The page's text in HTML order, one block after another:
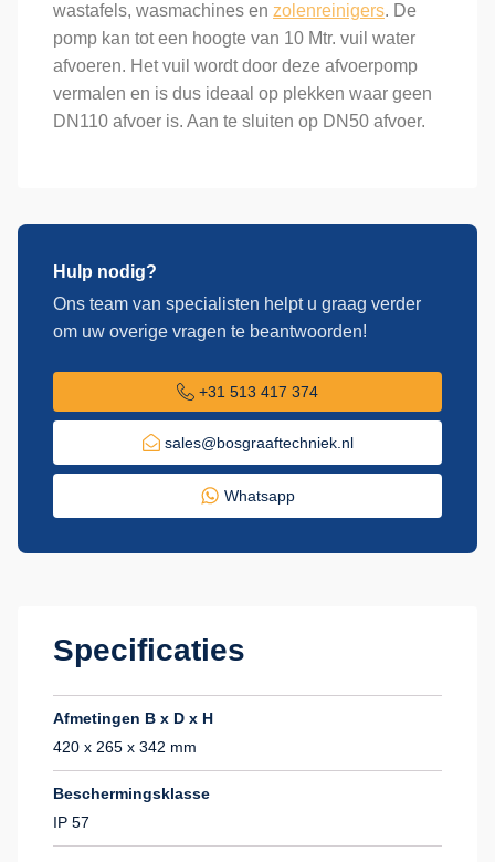
wastafels, wasmachines en zolenreinigers. De
pomp kan tot een hoogte van 10 Mtr. vuil water
afvoeren. Het vuil wordt door deze afvoerpomp
vermalen en is dus ideaal op plekken waar geen
DN110 afvoer is. Aan te sluiten op DN50 afvoer.
Hulp nodig?
Ons team van specialisten helpt u graag verder
om uw overige vragen te beantwoorden!
+31 513 417 374
sales@bosgraaftechniek.nl
Whatsapp
Specificaties
Afmetingen B x D x H
420 x 265 x 342 mm
Beschermingsklasse
IP 57